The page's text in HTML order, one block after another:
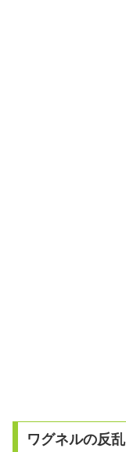
ワグネルの反乱